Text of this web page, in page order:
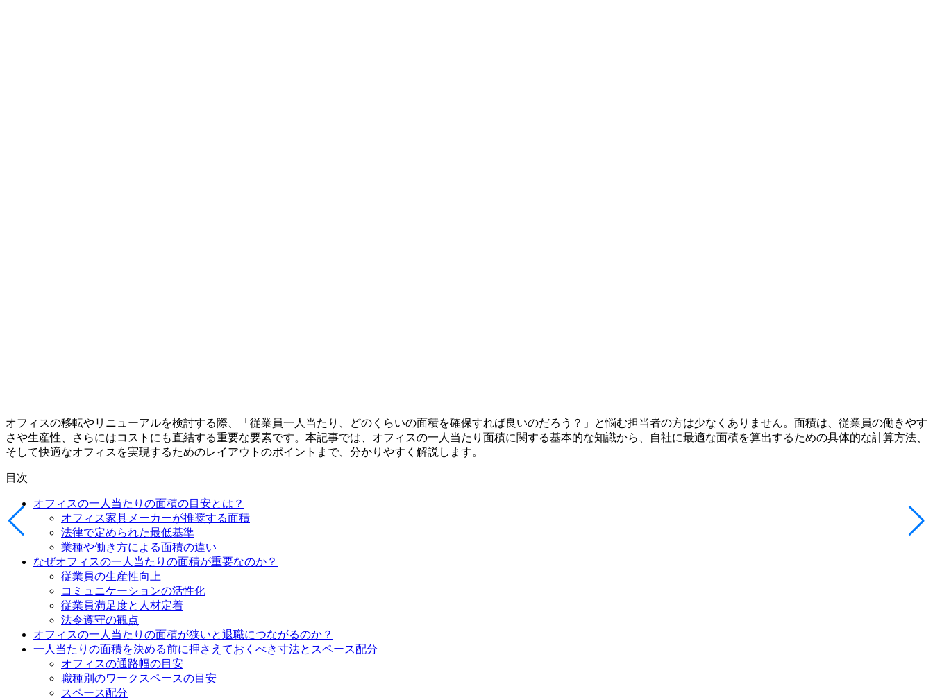
オフィスの移転やリニューアルを検討する際、「従業員一人当たり、どのくらいの面積を確保すれば良いのだろう？」と悩む担当者の方は少なくありません。面積は、従業員の働きやす
さや生産性、さらにはコストにも直結する重要な要素です。本記事では、オフィスの一人当たり面積に関する基本的な知識から、自社に最適な面積を算出するための具体的な計算方法、
そして快適なオフィスを実現するためのレイアウトのポイントまで、分かりやすく解説します。
目次
オフィスの一人当たりの面積の目安とは？
オフィス家具メーカーが推奨する面積
法律で定められた最低基準
業種や働き方による面積の違い
なぜオフィスの一人当たりの面積が重要なのか？
従業員の生産性向上
コミュニケーションの活性化
従業員満足度と人材定着
法令遵守の観点
オフィスの一人当たりの面積が狭いと退職につながるのか？
一人当たりの面積を決める前に押さえておくべき寸法とスペース配分
オフィスの通路幅の目安
職種別のワークスペースの目安
スペース配分